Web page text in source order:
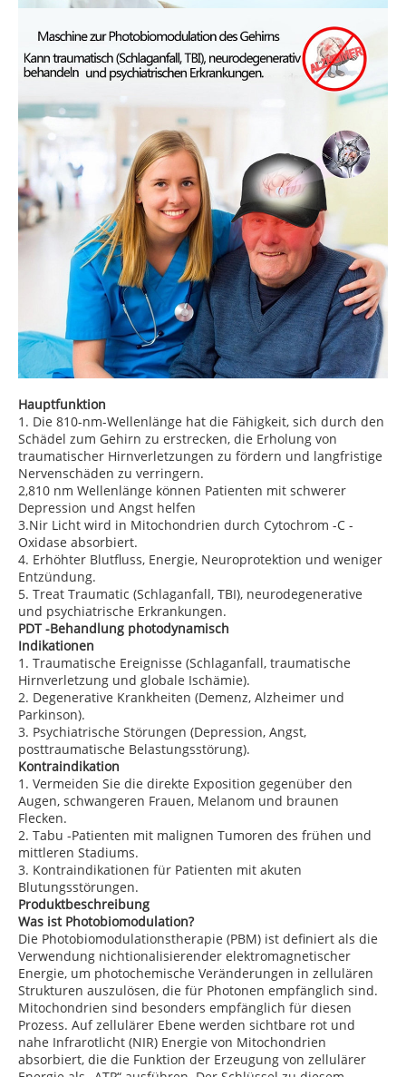
Hauptfunktion
1. Die 810-nm-Wellenlänge hat die Fähigkeit, sich durch den
Schädel zum Gehirn zu erstrecken, die Erholung von
traumatischer Hirnverletzungen zu fördern und langfristige
Nervenschäden zu verringern.
2,810 nm Wellenlänge können Patienten mit schwerer
Depression und Angst helfen
3.Nir Licht wird in Mitochondrien durch Cytochrom -C -
Oxidase absorbiert.
4. Erhöhter Blutfluss, Energie, Neuroprotektion und weniger
Entzündung.
5. Treat Traumatic (Schlaganfall, TBI), neurodegenerative
und psychiatrische Erkrankungen.
PDT -Behandlung photodynamisch
Indikationen
1. Traumatische Ereignisse (Schlaganfall, traumatische
Hirnverletzung und globale Ischämie).
2. Degenerative Krankheiten (Demenz, Alzheimer und
Parkinson).
3. Psychiatrische Störungen (Depression, Angst,
posttraumatische Belastungsstörung).
Kontraindikation
1. Vermeiden Sie die direkte Exposition gegenüber den
Augen, schwangeren Frauen, Melanom und braunen
Flecken.
2. Tabu -Patienten mit malignen Tumoren des frühen und
mittleren Stadiums.
3. Kontraindikationen für Patienten mit akuten
Blutungsstörungen.
Produktbeschreibung
Was ist Photobiomodulation?
Die Photobiomodulationstherapie (PBM) ist definiert als die
Verwendung nichtionalisierender elektromagnetischer
Energie, um photochemische Veränderungen in zellulären
Strukturen auszulösen, die für Photonen empfänglich sind.
Mitochondrien sind besonders empfänglich für diesen
Prozess. Auf zellulärer Ebene werden sichtbare rot und
nahe Infrarotlicht (NIR) Energie von Mitochondrien
absorbiert, die die Funktion der Erzeugung von zellulärer